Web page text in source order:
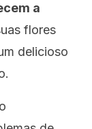
a
flores
delicioso